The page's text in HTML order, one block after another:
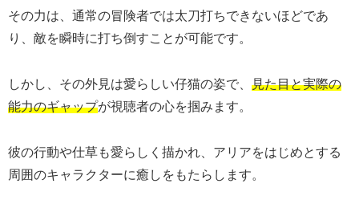
その力は、通常の冒険者では太刀打ちできないほどであ
り、敵を瞬時に打ち倒すことが可能です。
しかし、その外見は愛らしい仔猫の姿で、 見た目と実際の
能力のギャップが視聴者の心を掴みます。
彼の行動や仕草も愛らしく描かれ、アリアをはじめとする
周囲のキャラクターに癒しをもたらします。